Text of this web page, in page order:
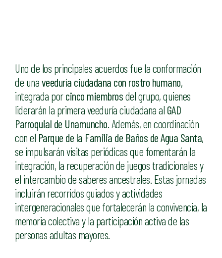
Uno de los principales acuerdos fue la conformación
de unaveeduría ciudadana con rostro humano,
integrada porcinco miembrosdel grupo, quienes
liderarán la primera veeduría ciudadana al GAD
Parroquial de Unamuncho. Además, en coordinación
con el Parque de la Familia de Baños de Agua Santa,
se impulsarán visitas periódicas que fomentarán la
integración, la recuperación de juegos tradicionales y
el intercambio de saberes ancestrales. Estas jornadas
incluirán recorridos guiados y actividades
intergeneracionales que fortalecerán la convivencia, la
memoria colectiva y la participación activa de las
personas adultas mayores.